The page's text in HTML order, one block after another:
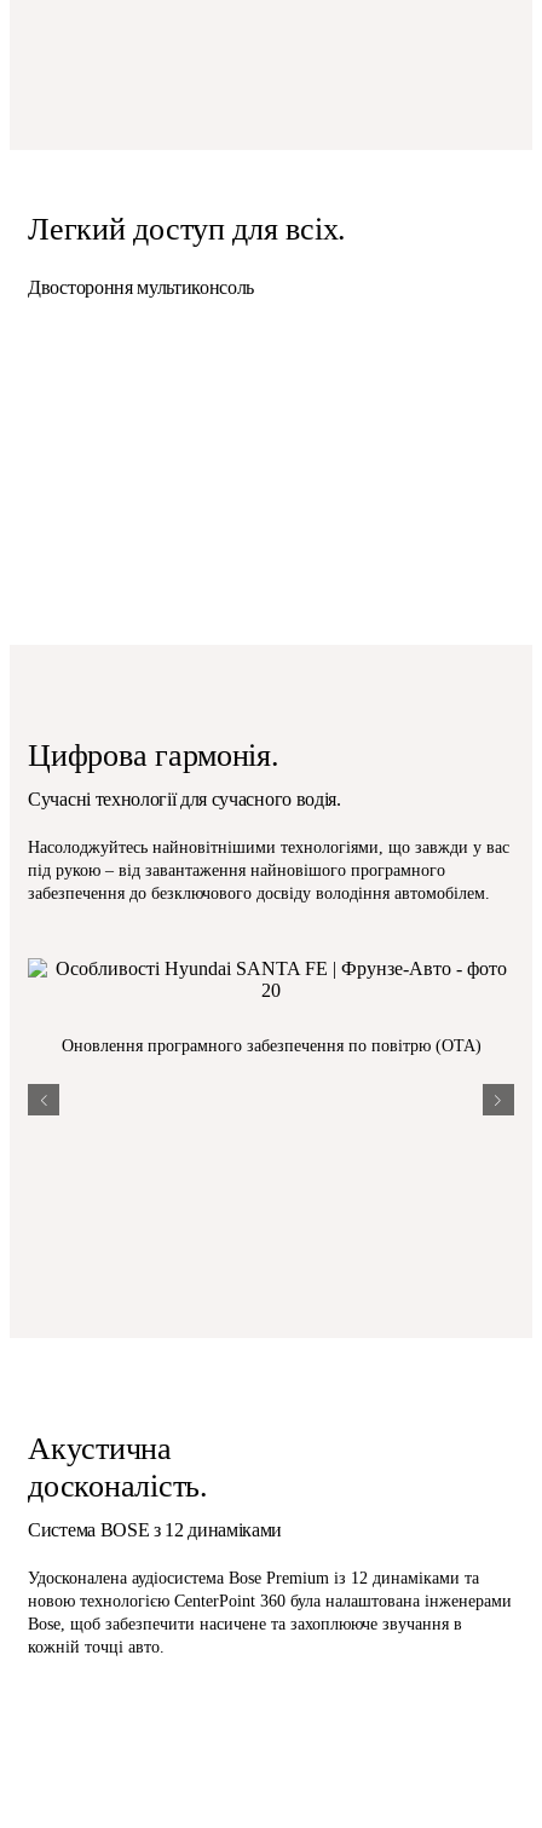
Легкий доступ для всіх.
Двостороння мультиконсоль
Цифрова гармонія.
Сучасні технології для сучасного водія.
Насолоджуйтесь найновітнішими технологіями, що завжди у вас
під рукою – від завантаження найновішого програмного
забезпечення до безключового досвіду володіння автомобілем.
Оновлення програмного забезпечення по повітрю (OTA)
Акустична
досконалість.
Система BOSE з 12 динаміками
Удосконалена аудіосистема Bose Premium із 12 динаміками та
новою технологією CenterPoint 360 була налаштована інженерами
Bose, щоб забезпечити насичене та захоплююче звучання в
кожній точці авто.